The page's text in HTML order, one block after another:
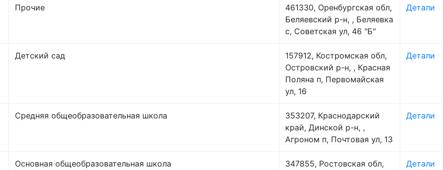
Прочие
461330, Оренбургская обл,
Беляевский р-н, , Беляевка
с, Советская ул, 46 "Б"
Детали
Детский сад
157912, Костромская обл,
Островский р-н, , Красная
Поляна п, Первомайская
ул, 16
Детали
Средняя общеобразовательная школа
353207, Краснодарский
край, Динской р-н, ,
Агроном п, Почтовая ул, 13
Детали
Основная общеобразовательная школа
347855, Ростовская обл,
Детали